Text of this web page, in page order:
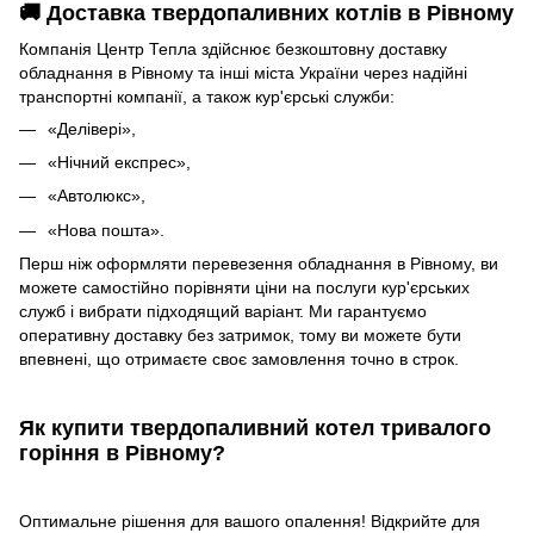
🚚 Доставка твердопаливних котлів в Рівному
Компанія Центр Тепла здійснює безкоштовну доставку
обладнання в Рівному та інші міста України через надійні
транспортні компанії, а також кур'єрські служби:
«Делівері»,
«Нічний експрес»,
«Автолюкс»,
«Нова пошта».
Перш ніж оформляти перевезення обладнання в Рівному, ви
можете самостійно порівняти ціни на послуги кур'єрських
служб і вибрати підходящий варіант. Ми гарантуємо
оперативну доставку без затримок, тому ви можете бути
впевнені, що отримаєте своє замовлення точно в строк.
Як купити твердопаливний котел тривалого
горіння в Рівному?
Оптимальне рішення для вашого опалення! Відкрийте для